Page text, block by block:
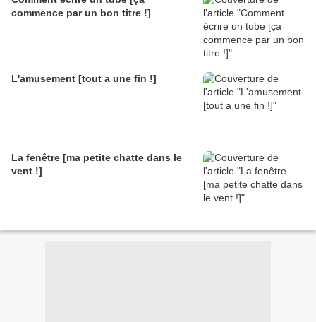
commence par un bon titre !]
L'amusement [tout a une fin !]
La fenêtre [ma petite chatte dans le
vent !]